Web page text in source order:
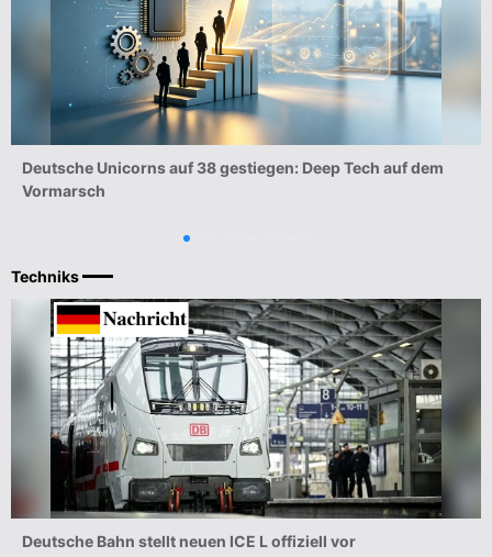
Deutsche Unicorns auf 38 gestiegen: Deep Tech auf dem
Vormarsch
MEHR
Techniks
Deutsche Bahn stellt neuen ICE L offiziell vor